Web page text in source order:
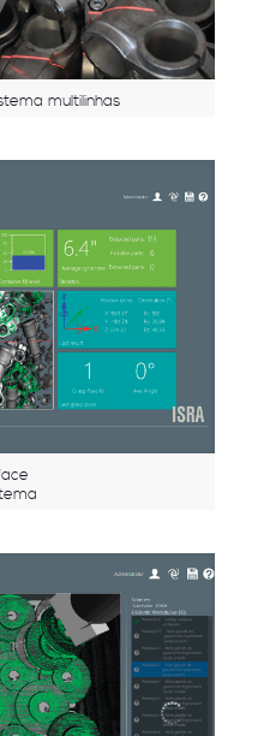
multilinhas